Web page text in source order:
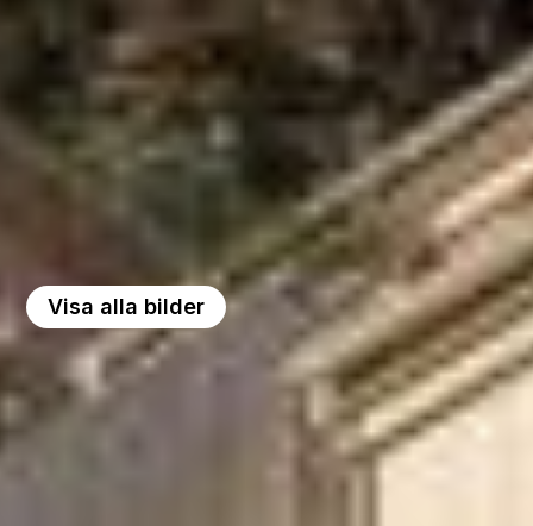
Visa alla bilder